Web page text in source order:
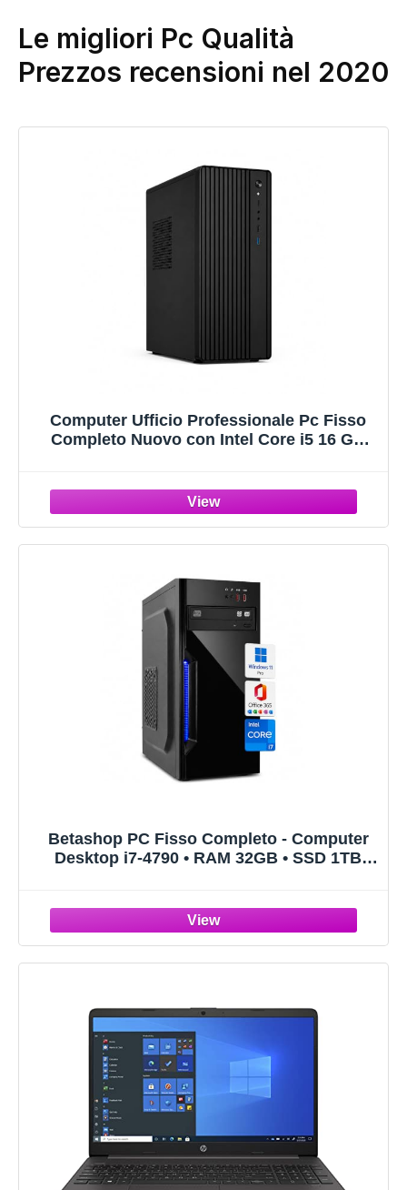
Le migliori Pc Qualità
Prezzos recensioni nel 2020
Computer Ufficio Professionale Pc Fisso
Completo Nuovo con Intel Core i5 16 GB
all'uso - PC Desktop All in One + Office
Betashop PC Fisso Completo - Computer
Desktop i7-4790 • RAM 32GB • SSD 1TB
USB 3.0 • Windows 11 Pro • Office 365.